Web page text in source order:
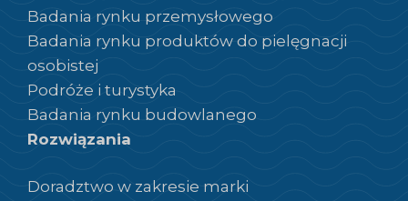
Badania rynku przemysłowego
Badania rynku produktów do pielęgnacji
osobistej
Podróże i turystyka
Badania rynku budowlanego
Rozwiązania
Doradztwo w zakresie marki